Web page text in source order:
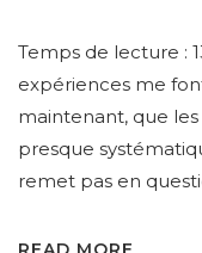
Temps de lecture :
expériences me
maintenant, que
presque
remet pas en